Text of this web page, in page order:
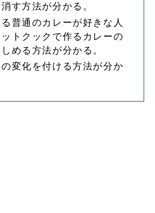
す方法が分かる。
普通のカレーが好きな人
トクックで作るカレーの
める方法が分かる。
変化を付ける方法が分か